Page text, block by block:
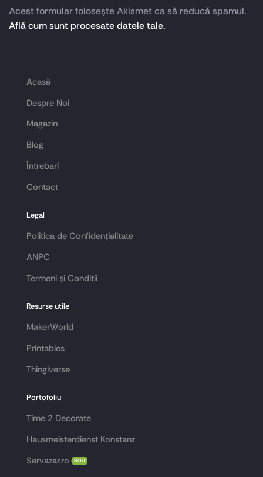
Acest formular folosește Akismet ca să reducă spamul.
Află cum sunt procesate datele tale.
Acasă
Despre Noi
Magazin
Blog
Întrebari
Contact
Legal
Politica de Confidențialitate
ANPC
Termeni și Condiții
Resurse utile
MakerWorld
Printables
Thingiverse
Portofoliu
Time 2 Decorate
Hausmeisterdienst Konstanz
Servazar.ro
NOU